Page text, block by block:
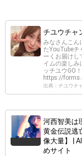
チユウチャ
みなさんこん
たYouTubeチ
ーくお届けし
イムの楽しみ
ッチユウGO
https://
出典：チユウチ
河西智美は
黄金伝説逃
像大量】 |
めサイト